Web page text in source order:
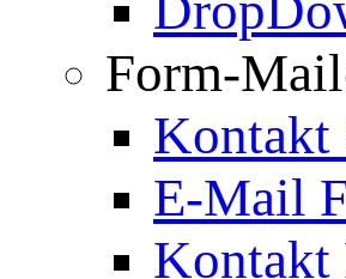
Form-
Kontakt
E-Mail
Kontakt